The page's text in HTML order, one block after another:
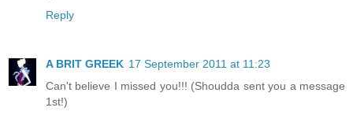
Reply
A BRIT GREEK 17 September 2011 at 11:23
Can't believe I missed you!!! (Shoudda sent you a message
1st!)